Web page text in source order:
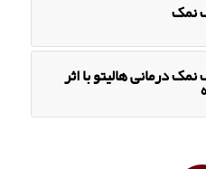
نمک
درمانی هالیتو با اثر